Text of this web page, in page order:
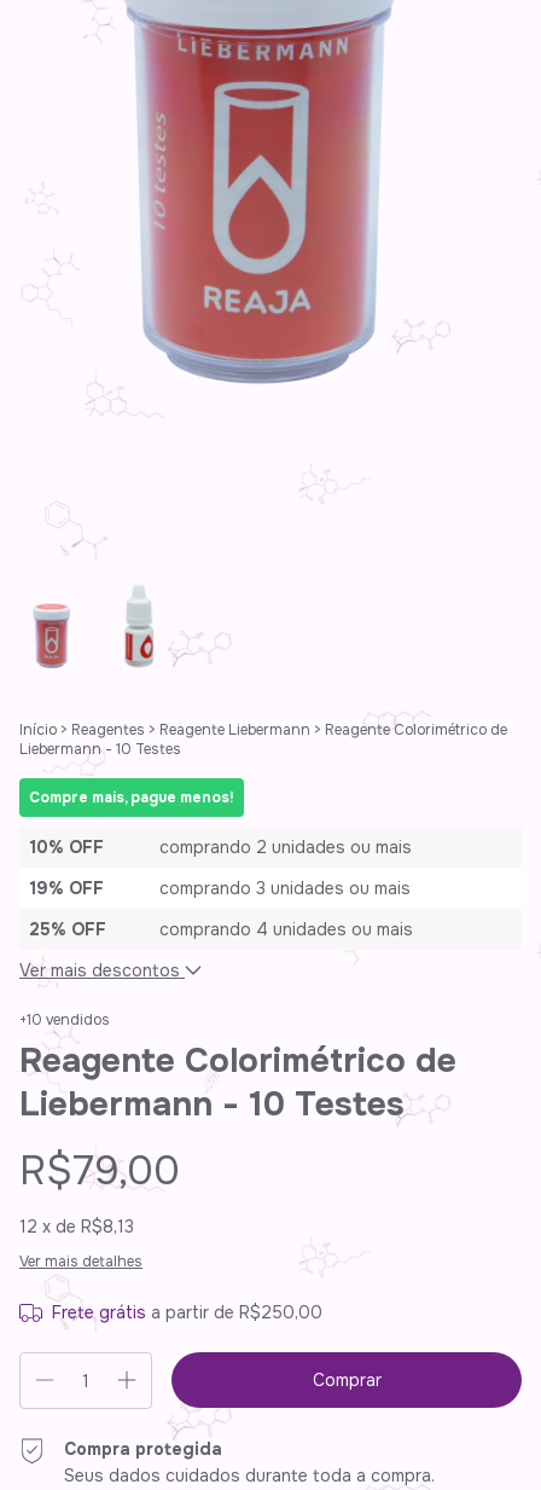
Início > Reagentes > Reagente Liebermann > Reagente Colorimétrico de
Liebermann - 10 Testes
Compre mais, pague menos!
10% OFF
comprando 2 unidades ou mais
19% OFF
comprando 3 unidades ou mais
25% OFF
comprando 4 unidades ou mais
Ver mais descontos
+10 vendidos
Reagente Colorimétrico de
Liebermann - 10 Testes
R$79,00
12 x de R$8,13
Ver mais detalhes
Frete grátis a partir de R$250,00
Compra protegida
Seus dados cuidados durante toda a compra.